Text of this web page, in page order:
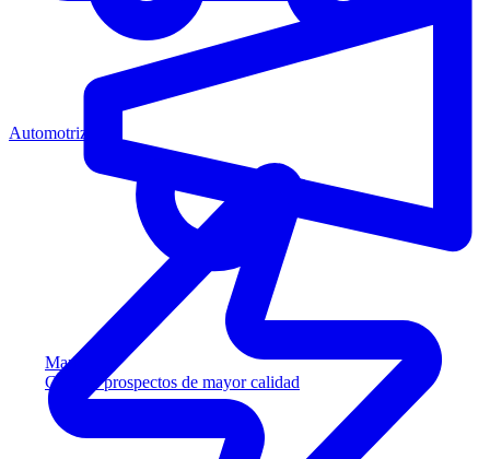
Marketing
Capture prospectos de mayor calidad
Automotriz